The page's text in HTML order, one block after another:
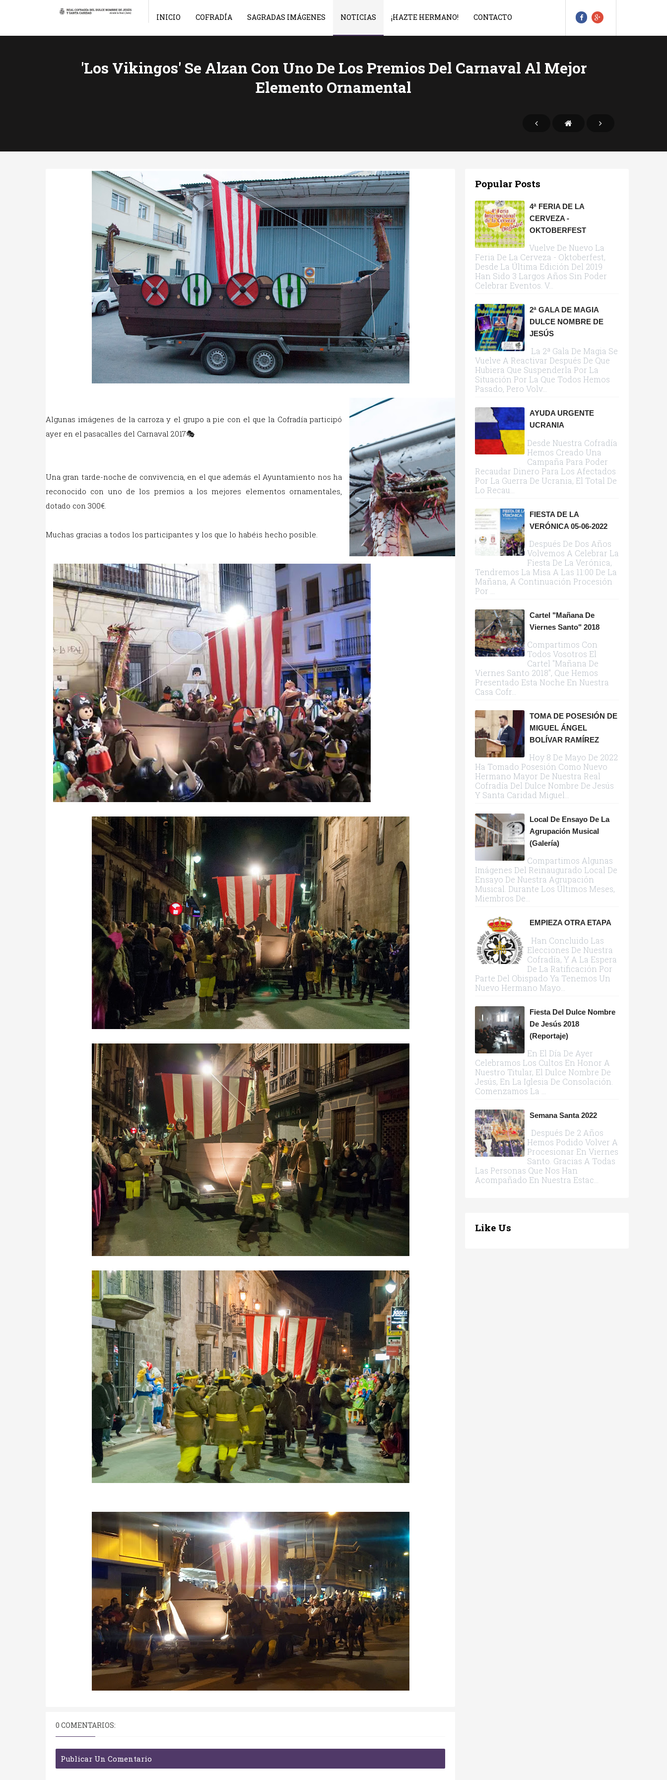
INICIO COFRADÍA SAGRADAS IMÁGENES NOTICIAS ¡HAZTE HERMANO! CONTACTO
'Los Vikingos' Se Alzan Con Uno De Los Premios Del Carnaval Al Mejor
Elemento Ornamental
Algunas imágenes de la carroza y el grupo a pie con el que la Cofradía participó
ayer en el pasacalles del Carnaval 2017🎭
Una gran tarde-noche de convivencia, en el que además el Ayuntamiento nos ha
reconocido con uno de los premios a los mejores elementos ornamentales,
dotado con 300€.
Muchas gracias a todos los participantes y los que lo habéis hecho posible.
0 COMENTARIOS:
Publicar Un Comentario
Popular Posts
4ª FERIA DE LA
CERVEZA -
OKTOBERFEST
Vuelve De Nuevo La
Feria De La Cerveza - Oktoberfest,
Desde La Última Edición Del 2019
Han Sido 3 Largos Años Sin Poder
Celebrar Eventos. V...
2ª GALA DE MAGIA
DULCE NOMBRE DE
JESÚS
La 2ª Gala De Magia Se
Vuelve A Reactivar Después De Que
Hubiera Que Suspenderla Por La
Situación Por La Que Todos Hemos
Pasado, Pero Volv...
AYUDA URGENTE
UCRANIA
Desde Nuestra Cofradía
Hemos Creado Una
Campaña Para Poder
Recaudar Dinero Para Los Afectados
Por La Guerra De Ucrania, El Total De
Lo Recau...
FIESTA DE LA
VERÓNICA 05-06-2022
Después De Dos Años
Volvemos A Celebrar La
Fiesta De La Verónica,
Tendremos La Misa A Las 11:00 De La
Mañana, A Continuación Procesión
Por ...
Cartel "Mañana De
Viernes Santo" 2018
Compartimos Con
Todos Vosotros El
Cartel "Mañana De
Viernes Santo 2018", Que Hemos
Presentado Esta Noche En Nuestra
Casa Cofr...
TOMA DE POSESIÓN DE
MIGUEL ÁNGEL
BOLÍVAR RAMÍREZ
Hoy 8 De Mayo De 2022
Ha Tomado Posesión Como Nuevo
Hermano Mayor De Nuestra Real
Cofradía Del Dulce Nombre De Jesús
Y Santa Caridad Miguel...
Local De Ensayo De La
Agrupación Musical
(galería)
Compartimos Algunas
Imágenes Del Reinaugurado Local De
Ensayo De Nuestra Agrupación
Musical. Durante Los Últimos Meses,
Miembros De...
EMPIEZA OTRA ETAPA
Han Concluido Las
Elecciones De Nuestra
Cofradía, Y A La Espera
De La Ratificación Por
Parte Del Obispado Ya Tenemos Un
Nuevo Hermano Mayo...
Fiesta Del Dulce Nombre
De Jesús 2018
(reportaje)
En El Día De Ayer
Celebramos Los Cultos En Honor A
Nuestro Titular, El Dulce Nombre De
Jesús, En La Iglesia De Consolación.
Comenzamos La ...
Semana Santa 2022
Después De 2 Años
Hemos Podido Volver A
Procesionar En Viernes
Santo. Gracias A Todas
Las Personas Que Nos Han
Acompañado En Nuestra Estac...
Like Us